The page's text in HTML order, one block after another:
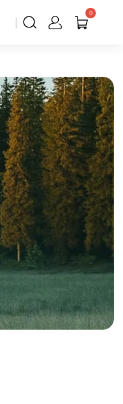
0